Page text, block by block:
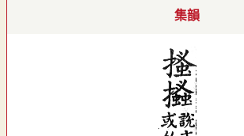
集韻